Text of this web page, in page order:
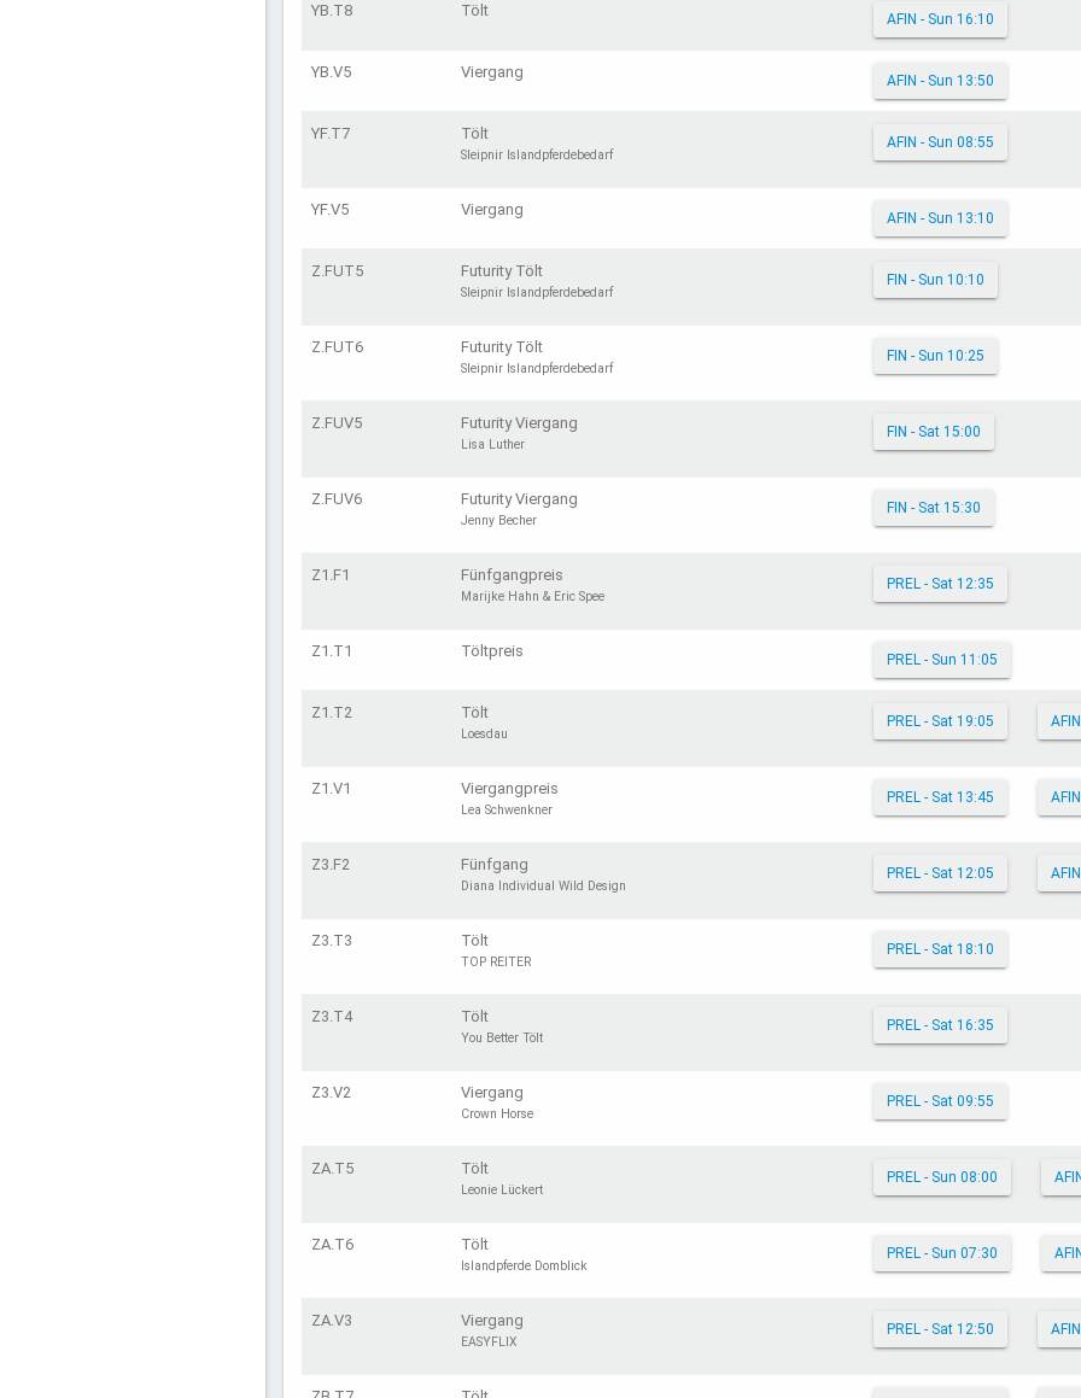
YB.T8 Tölt AFIN - Sun 16:10
YB.V5 Viergang AFIN - Sun 13:50
YF.T7 Tölt
Sleipnir Islandpferdebedarf
AFIN - Sun 08:55
YF.V5 Viergang AFIN - Sun 13:10
Z.FUT5 Futurity Tölt
Sleipnir Islandpferdebedarf
FIN - Sun 10:10
Z.FUT6 Futurity Tölt
Sleipnir Islandpferdebedarf
FIN - Sun 10:25
Z.FUV5 Futurity Viergang
Lisa Luther
FIN - Sat 15:00
Z.FUV6 Futurity Viergang
Jenny Becher
FIN - Sat 15:30
Z1.F1 Fünfgangpreis
Marijke Hahn & Eric Spee
PREL - Sat 12:35
Z1.T1 Töltpreis PREL - Sun 11:05
Z1.T2 Tölt
Loesdau
PREL - Sat 19:05
Z1.V1 Viergangpreis
Lea Schwenkner
PREL - Sat 13:45
Z3.F2 Fünfgang
Diana Individual Wild Design
PREL - Sat 12:05
Z3.T3 Tölt
TOP REITER
PREL - Sat 18:10
Z3.T4 Tölt
You Better Tölt
PREL - Sat 16:35
Z3.V2 Viergang
Crown Horse
PREL - Sat 09:55
ZA.T5 Tölt
Leonie Lückert
PREL - Sun 08:00
ZA.T6 Tölt
Islandpferde Domblick
PREL - Sun 07:30
ZA.V3 Viergang
EASYFLIX
PREL - Sat 12:50